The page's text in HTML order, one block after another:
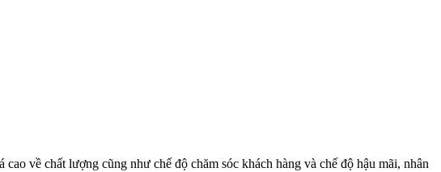
về chất lượng cũng như chế độ chăm sóc khách hàng và chế độ hậu mãi, nhân